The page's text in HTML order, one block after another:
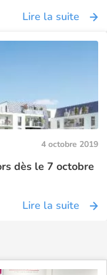
Lire la suite
4 octobre 2019
dès le 7 octobre
Lire la suite